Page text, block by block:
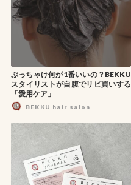
ぶっちゃけ何が1番いいの？BEKKU
スタイリストが自腹でリピ買いする
「愛用ケア」
BEKKU hair salon